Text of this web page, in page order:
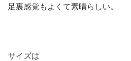
足裏感覚もよくて素晴らしい。
サイズは